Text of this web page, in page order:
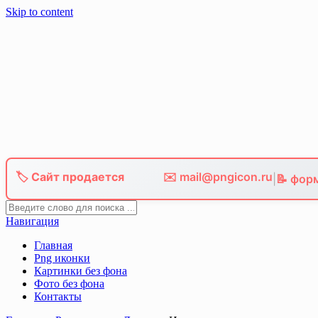
Skip to content
🏷️ Сайт продается ✉️ mail@pngicon.ru 📝
Навигация
Главная
Png иконки
Картинки без фона
Фото без фона
Контакты